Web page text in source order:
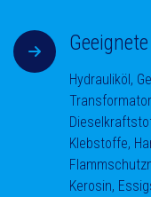
Hydrauliköl,
Klebstoffe,
Kerosin,